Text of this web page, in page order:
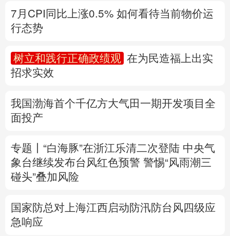
陕西
新疆 内蒙古
English
Русский язык 日本語 한국어
Deutsch Português
7月CPI同比上涨0.5% 如何看待当前物价运
行态势
树立和践行正确政绩观
在为民造福上出实
招求实效
我国渤海首个千亿方大气田一期开发项目全
面投产
专题丨 “白海豚”在浙江乐清二次登陆 中央气
象台继续发布台风红色预警 警惕“风雨潮三
碰头”叠加风险
国家防总对上海江西启动防汛防台风四级应
急响应